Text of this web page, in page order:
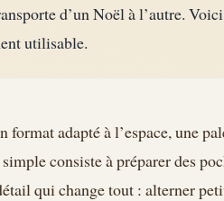
d’un Noël à l’autre.
utilisable.
adapté à l’espace, une
consiste à préparer des
qui change tout : alterner